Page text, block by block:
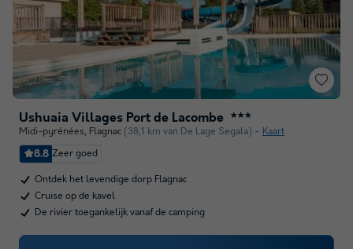
Ushuaia Villages Port de Lacombe ★★★
Midi-pyrénées, Flagnac (38,1 km van De Lage Segala) Kaart
8.8 Zeer goed
Ontdek het levendige dorp Flagnac
Cruise op de kavel
De rivier toegankelijk vanaf de camping